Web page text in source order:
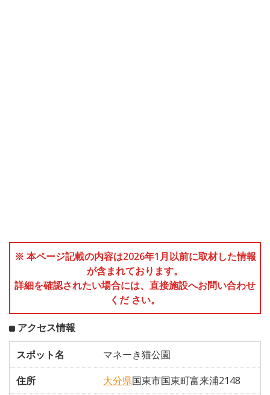
※ 本ページ記載の内容は2026年1月以前に取材した情報
が含まれております。
詳細を確認されたい場合には、直接施設へお問い合わせ
くだ さい。
アクセス情報
スポット名
マネーき猫公園
住所
大分県国東市国東町富来浦2148